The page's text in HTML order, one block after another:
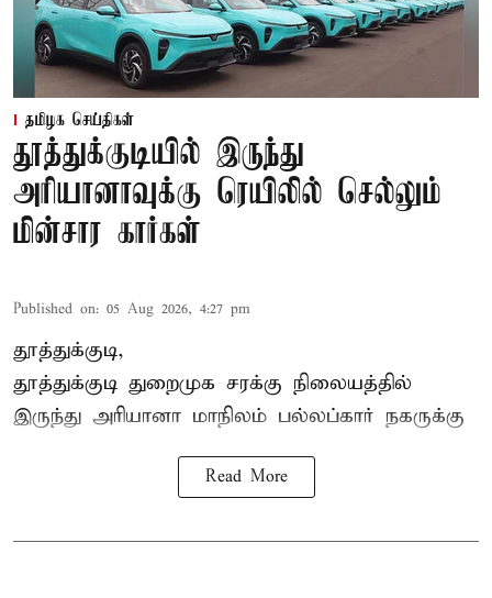
தமிழக செய்திகள்
தூத்துக்குடியில் இருந்து
அரியானாவுக்கு ரெயிலில் செல்லும்
மின்சார கார்கள்
Published on: 05 Aug 2026, 4:27 pm
தூத்துக்குடி,
தூத்துக்குடி துறைமுக சரக்கு நிலையத்தில்
இருந்து அரியானா மாநிலம் பல்லப்கார் நகருக்கு
Read More